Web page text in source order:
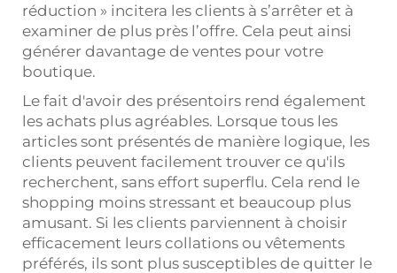
réduction » incitera les clients à s’arrêter et à
examiner de plus près l’offre. Cela peut ainsi
générer davantage de ventes pour votre
boutique.
Le fait d'avoir des présentoirs rend également
les achats plus agréables. Lorsque tous les
articles sont présentés de manière logique, les
clients peuvent facilement trouver ce qu'ils
recherchent, sans effort superflu. Cela rend le
shopping moins stressant et beaucoup plus
amusant. Si les clients parviennent à choisir
efficacement leurs collations ou vêtements
préférés, ils sont plus susceptibles de quitter le